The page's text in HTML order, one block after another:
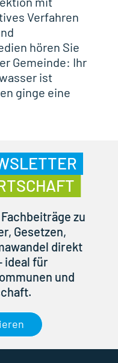
Verfahren
hören Sie
Gemeinde: Ihr
ist
ginge eine
zu
Gesetzen,
direkt
ideal für
und